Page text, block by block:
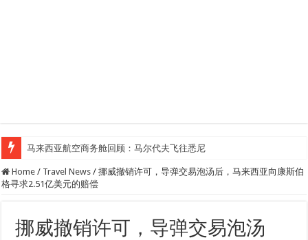
马来西亚航空商务舱回顾：马尔代夫飞往悉尼
Home / Travel News / 挪威撤销许可，导弹交易泡汤后，马来西亚向康斯伯
格寻求2.51亿美元的赔偿
挪威撤销许可，导弹交易泡汤